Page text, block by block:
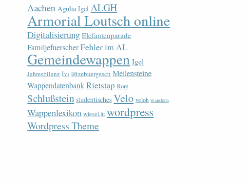
Aachen Agulia Igel ALGH
Armorial Loutsch online
Digitalisierung Elefantenparade
FamiljefuerscherFehler im AL
Gemeindewappen Igel
Jahresbilanz lvi lëtzebuergesch Meilensteine
WappendatenbankRietstap Rom
Schlußstein studentisches Velo veloh wandern
Wappenlexikon wiesel.lu wordpress
Wordpress Theme